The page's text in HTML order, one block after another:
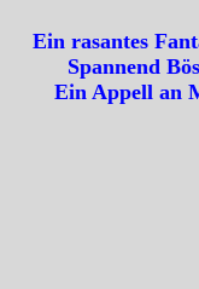
Ein rasantes
Spannend
Ein Appell an